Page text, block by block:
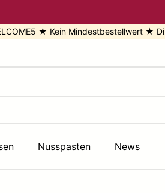
★ Direkt vom Hersteller
Nusspasten News